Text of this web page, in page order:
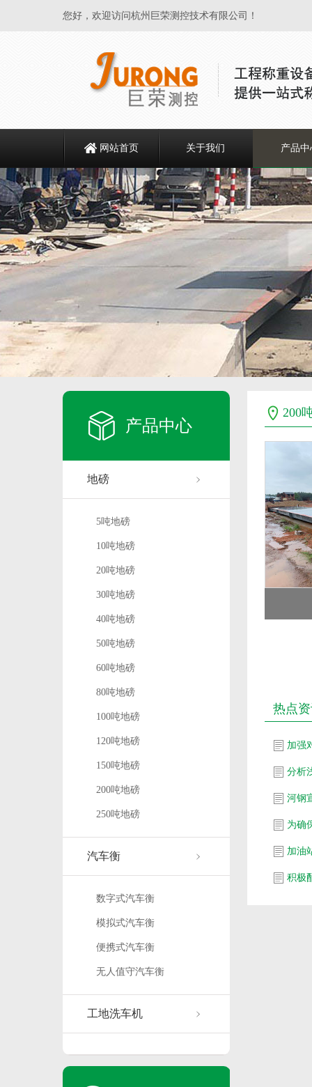
您好，欢迎访问杭州巨荣测控技术有限公司！
网站首页 关于我们 产品中
产品中心
地磅
5吨地磅
10吨地磅
20吨地磅
30吨地磅
40吨地磅
50吨地磅
60吨地磅
80吨地磅
100吨地磅
120吨地磅
150吨地磅
200吨地磅
250吨地磅
汽车衡
数字式汽车衡
模拟式汽车衡
便携式汽车衡
无人值守汽车衡
工地洗车机
200
热点
加强
分析
河钢
为确
加油
积极